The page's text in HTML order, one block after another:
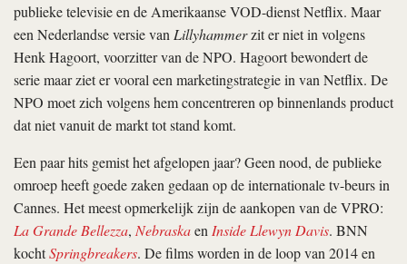
publieke televisie en de Amerikaanse VOD-dienst Netflix. Maar
een Nederlandse versie vanLillyhammerzit er niet in volgens
Henk Hagoort, voorzitter van de NPO. Hagoort bewondert de
serie maar ziet er vooral een marketingstrategie in van Netflix. De
NPO moet zich volgens hem concentreren op binnenlands product
dat niet vanuit de markt tot stand komt.
Een paar hits gemist het afgelopen jaar? Geen nood, de publieke
omroep heeft goede zaken gedaan op de internationale tv-beurs in
Cannes. Het meest opmerkelijk zijn de aankopen van de VPRO:
La Grande Bellezza, NebraskaenInside Llewyn Davis. BNN
kochtSpringbreakers. De films worden in de loop van 2014 en